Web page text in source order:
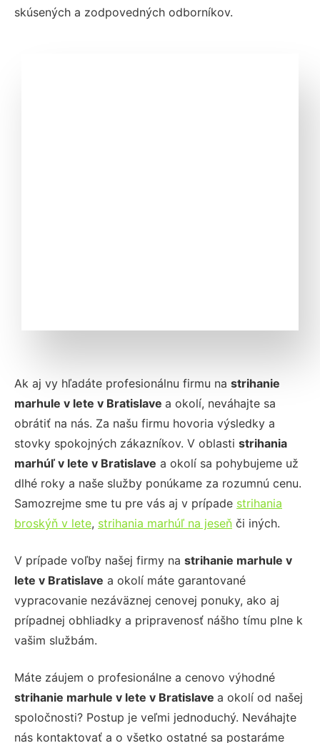
skúsených a zodpovedných odborníkov.
Ak aj vy hľadáte profesionálnu firmu na strihanie
marhule v lete v Bratislave a okolí, neváhajte sa
obrátiť na nás. Za našu firmu hovoria výsledky a
stovky spokojných zákazníkov. V oblasti strihania
marhúľ v lete v Bratislave a okolí sa pohybujeme už
dlhé roky a naše služby ponúkame za rozumnú cenu.
Samozrejme sme tu pre vás aj v prípade strihania
broskýň v lete, strihania marhúľ na jeseň či iných.
V prípade voľby našej firmy na strihanie marhule v
lete v Bratislave a okolí máte garantované
vypracovanie nezáväznej cenovej ponuky, ako aj
prípadnej obhliadky a pripravenosť nášho tímu plne k
vašim službám.
Máte záujem o profesionálne a cenovo výhodné
strihanie marhule v lete v Bratislave a okolí od našej
spoločnosti? Postup je veľmi jednoduchý. Neváhajte
nás kontaktovať a o všetko ostatné sa postaráme